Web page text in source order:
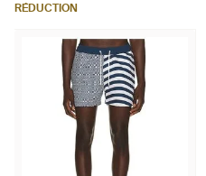
RÉDUCTION